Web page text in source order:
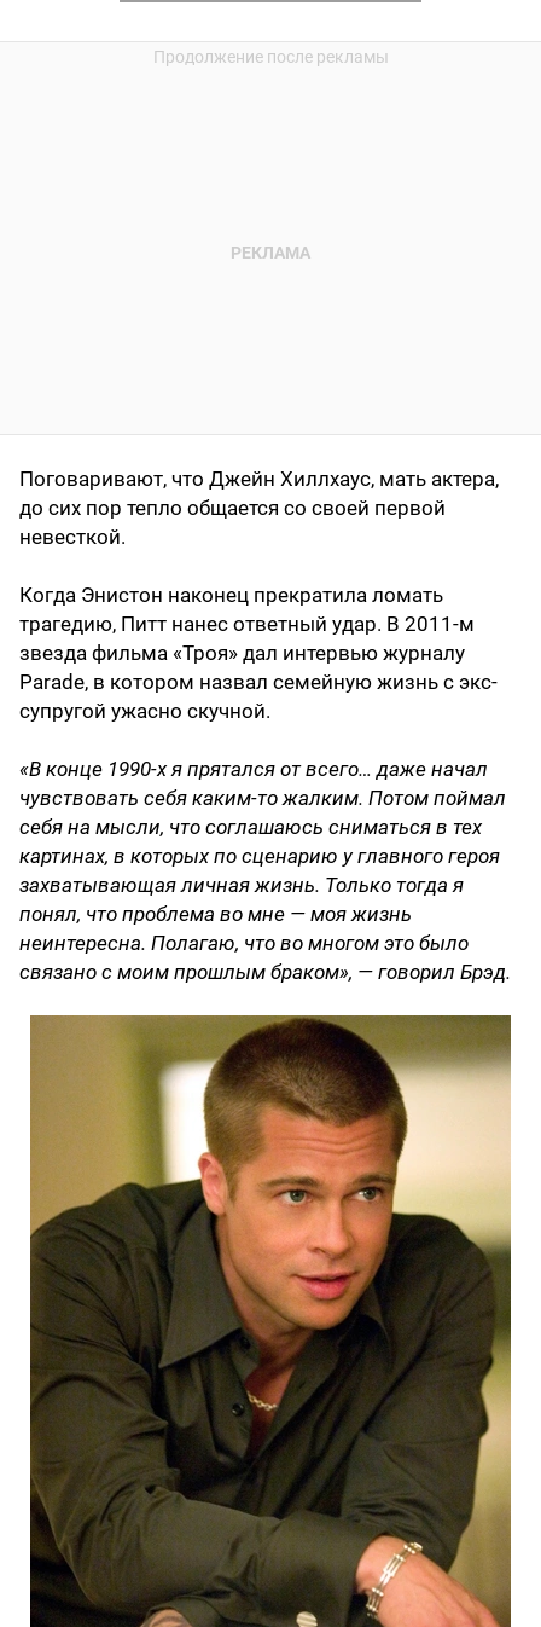
Поговаривают, что Джейн Хиллхаус, мать актера,
до сих пор тепло общается со своей первой
невесткой.
Когда Энистон наконец прекратила ломать
трагедию, Питт нанес ответный удар. В 2011-м
звезда фильма «Троя» дал интервью журналу
Parade, в котором назвал семейную жизнь с экс-
супругой ужасно скучной.
«В конце 1990-х я прятался от всего… даже начал
чувствовать себя каким-то жалким. Потом поймал
себя на мысли, что соглашаюсь сниматься в тех
картинах, в которых по сценарию у главного героя
захватывающая личная жизнь. Только тогда я
понял, что проблема во мне — моя жизнь
неинтересна. Полагаю, что во многом это было
связано с моим прошлым браком», — говорил Брэд.